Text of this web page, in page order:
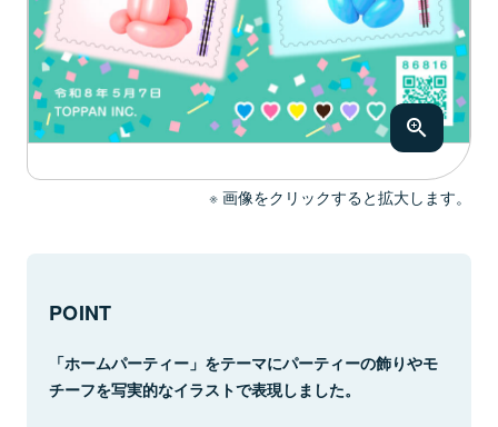
画像をクリックすると拡大します。
POINT
「ホームパーティー」をテーマにパーティーの飾りやモ
チーフを写実的なイラストで表現しました。